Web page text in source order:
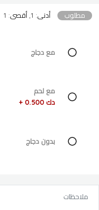
مطلوب أدنى: 1, أقصى: 1
مع دجاج
مع لحم
دك 0.500 +
بدون دجاج
ملاحظات